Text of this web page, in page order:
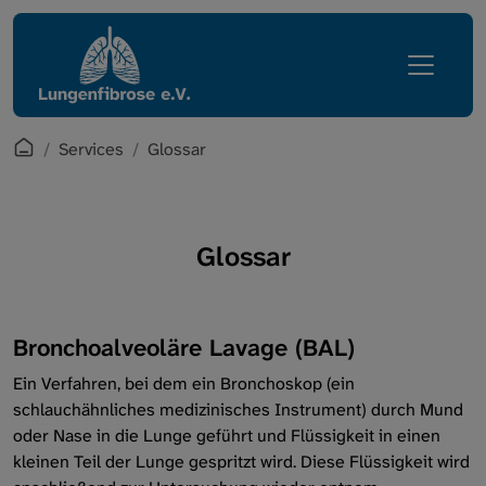
Direkt zur Hauptnavigation springen
Direkt zum Inhalt springen
Startpage
Services Glossar
Glossar
Bronchoalveoläre Lavage (BAL)
Ein Verfahren, bei dem ein Bronchoskop (ein
schlauchähnliches medizinisches Instrument) durch Mund
oder Nase in die Lunge geführt und Flüssigkeit in einen
kleinen Teil der Lunge gespritzt wird. Diese Flüssigkeit wird
Lungenfibrose
Erkrankung
Leben mit Lungenfibrose
Intern
Mediathek